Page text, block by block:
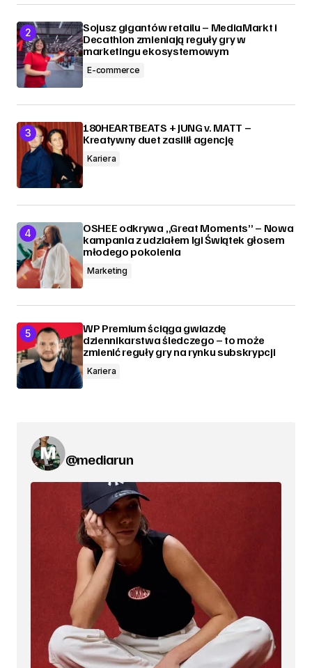
Sojusz gigantów retailu – MediaMarkt i
Decathlon zmieniają reguły gry w
marketingu ekosystemowym
E-commerce
180HEARTBEATS + JUNG v. MATT –
Kreatywny duet zasilił agencję
Kariera
OSHEE odkrywa „Great Moments” – Nowa
kampania z udziałem Igi Świątek głosem
młodego pokolenia
Marketing
WP Premium ściąga gwiazdę
dziennikarstwa śledczego – to może
zmienić reguły gry na rynku subskrypcji
Kariera
@mediarun